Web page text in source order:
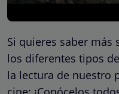
Si quieres saber más
los diferentes tipos
la lectura de nuestro